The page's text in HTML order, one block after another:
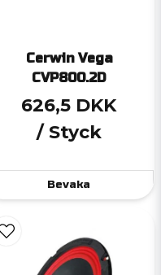
Cerwin Vega
CVP800.2D
626,5 DKK
/ Styck
Bevaka